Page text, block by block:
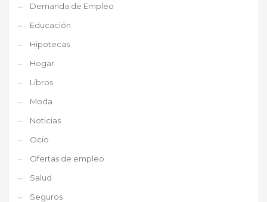
Demanda de Empleo
Educación
Hipotecas
Hogar
Libros
Moda
Noticias
Ocio
Ofertas de empleo
Salud
Seguros